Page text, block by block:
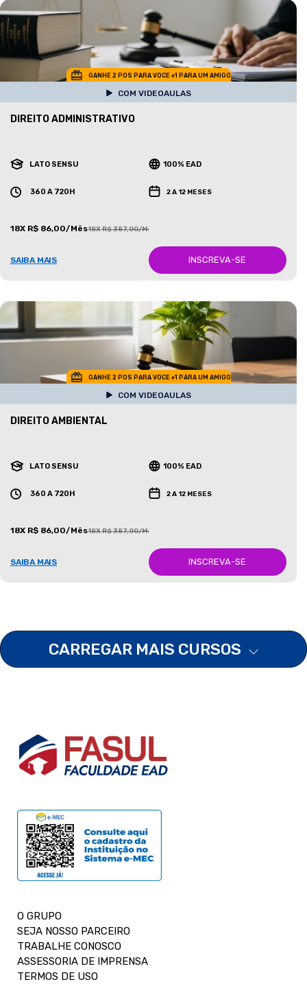
GANHE 2 POS PARA VOCE +1 PARA UM AMIGO
COM VIDEOAULAS
DIREITO ADMINISTRATIVO
LATO SENSU 100% EAD
360 A 720H 2 A 12 MESES
18X R$ 86,00/Mês18X R$ 387,00/Mês
SAIBA MAIS INSCREVA-SE
GANHE 2 POS PARA VOCE +1 PARA UM AMIGO
COM VIDEOAULAS
DIREITO AMBIENTAL
LATO SENSU 100% EAD
360 A 720H 2 A 12 MESES
18X R$ 86,00/Mês18X R$ 387,00/Mês
SAIBA MAIS INSCREVA-SE
CARREGAR MAIS CURSOS
O GRUPO
SEJA NOSSO PARCEIRO
TRABALHE CONOSCO
ASSESSORIA DE IMPRENSA
TERMOS DE USO